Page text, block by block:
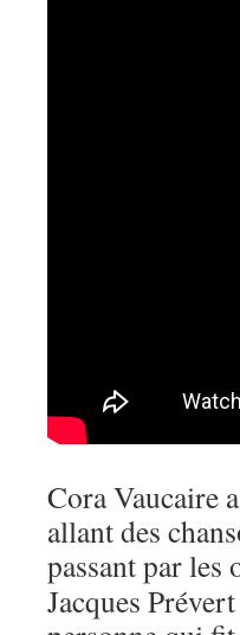
Cora Vaucaire
allant des
passant par les
Jacques